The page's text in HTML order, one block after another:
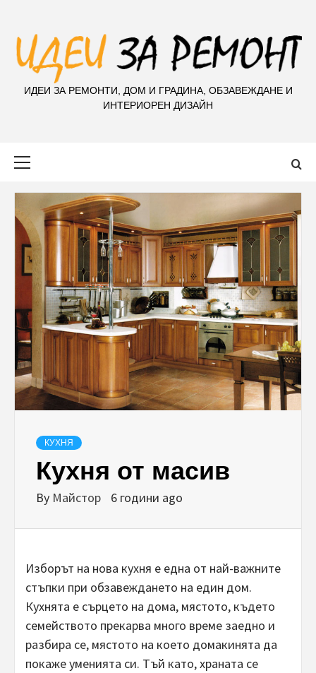
ИДЕИ ЗА РЕМОНТИ, ДОМ И ГРАДИНА, ОБЗАВЕЖДАНЕ И
ИНТЕРИОРЕН ДИЗАЙН
КУХНЯ
Кухня от масив
By Майстор 6 години ago
Изборът на нова кухня е една от най-важните
стъпки при обзавеждането на един дом.
Кухнята е сърцето на дома, мястото, където
семейството прекарва много време заедно и
разбира се, мястото на което домакинята да
покаже уменията си. Тъй като, храната се